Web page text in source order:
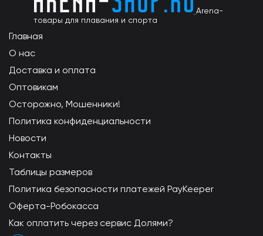
Arena-
товары для плавания и спорта
Главная
О нас
Доставка и оплата
Оптовикам
Осторожно, Мошенники!
Политика конфиденциальности
Новости
Контакты
Таблицы размеров
Политика безопасности платежей PayKeeper
Оферта-Робокасса
Как оплатить через сервис Долями?